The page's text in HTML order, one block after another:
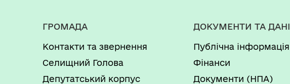
ГРОМАДА
Контакти та звернення
Селищний Голова
Депутатський корпус
ДОКУМЕНТИ ТА ДАНІ
Публічна інформація
Фінанси
Документи (НПА)